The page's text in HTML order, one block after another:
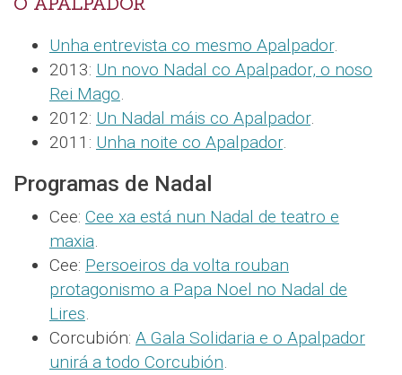
Unha entrevista co mesmo Apalpador.
2013: Un novo Nadal co Apalpador, o noso
Rei Mago.
2012: Un Nadal máis co Apalpador.
2011: Unha noite co Apalpador.
Programas de Nadal
Cee: Cee xa está nun Nadal de teatro e
maxia.
Cee: Persoeiros da volta rouban
protagonismo a Papa Noel no Nadal de
Lires.
Corcubión: A Gala Solidaria e o Apalpador
unirá a todo Corcubión.